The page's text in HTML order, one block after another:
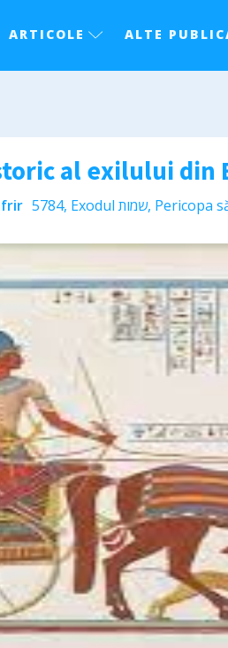
ARTICOLE ALTE
al exilului din
5784, Exodul שמות, Pericopa